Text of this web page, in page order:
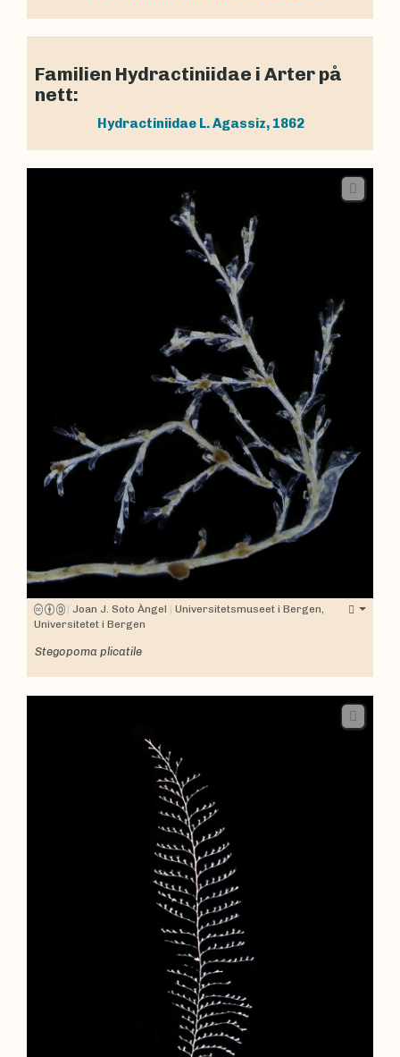
Familien Hydractiniidae i Arter på
nett:
Hydractiniidae L. Agassiz, 1862
| Joan J. Soto Àngel | Universitetsmuseet i Bergen,
Universitetet i Bergen
Stegopoma plicatile